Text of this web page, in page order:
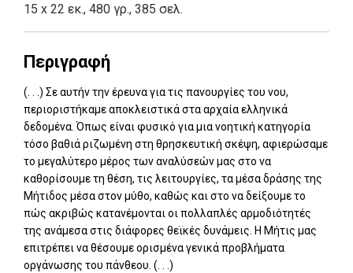
15 x 22 εκ., 480 γρ., 385 σελ.
Περιγραφή
(. . .) Σε αυτήν την έρευνα για τις πανουργίες του νου,
περιοριστήκαμε αποκλειστικά στα αρχαία ελληνικά
δεδομένα. Όπως είναι φυσικό για μια νοητική κατηγορία
τόσο βαθιά ριζωμένη στη θρησκευτική σκέψη, αφιερώσαμε
το μεγαλύτερο μέρος των αναλύσεών μας στο να
καθορίσουμε τη θέση, τις λειτουργίες, τα μέσα δράσης της
Μήτιδος μέσα στον μύθο, καθώς και στο να δείξουμε το
πώς ακριβώς κατανέμονται οι πολλαπλές αρμοδιότητές
της ανάμεσα στις διάφορες θεϊκές δυνάμεις. Η Μήτις μας
επιτρέπει να θέσουμε ορισμένα γενικά προβλήματα
οργάνωσης του πάνθεου. (. . .)